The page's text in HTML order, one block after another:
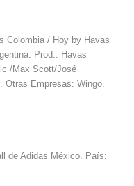
Colombia / Hoy by Havas
Prod.: Havas
/Max Scott/José
Otras Empresas: Wingo.
de Adidas México. País: